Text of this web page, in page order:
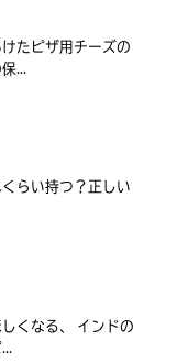
たピザ用チーズの
...
らい持つ？正しい
くなる、 インドの